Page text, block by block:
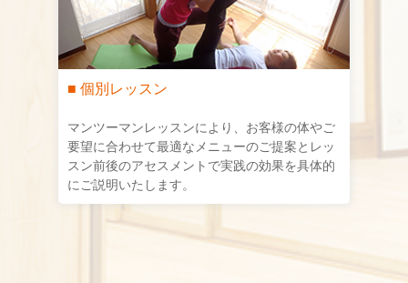
■ 個別レッスン
マンツーマンレッスンにより、お客様の体やご
要望に合わせて最適なメニューのご提案とレッ
スン前後のアセスメントで実践の効果を具体的
にご説明いたします。